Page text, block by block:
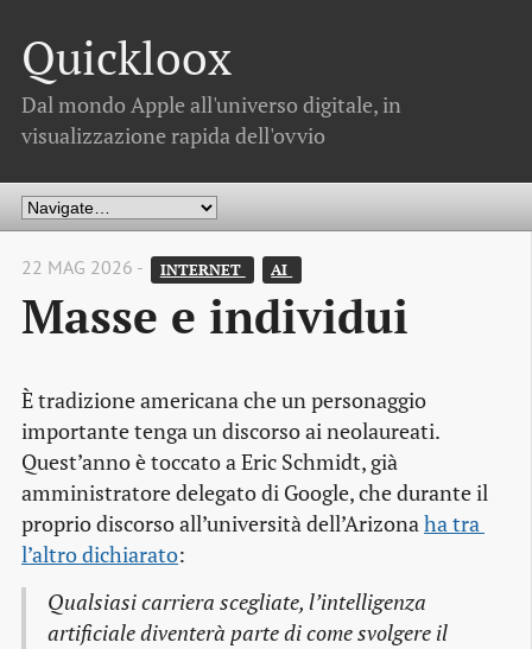
Quickloox
Dal mondo Apple all'universo digitale, in
visualizzazione rapida dell'ovvio
22 MAG 2026 - INTERNET AI
Masse e individui
È tradizione americana che un personaggio
importante tenga un discorso ai neolaureati.
Quest’anno è toccato a Eric Schmidt, già
amministratore delegato di Google, che durante il
proprio discorso all’università dell’Arizonaha tra
l’altro dichiarato:
Qualsiasi carriera scegliate, l’intelligenza
artificiale diventerà parte di come svolgere il